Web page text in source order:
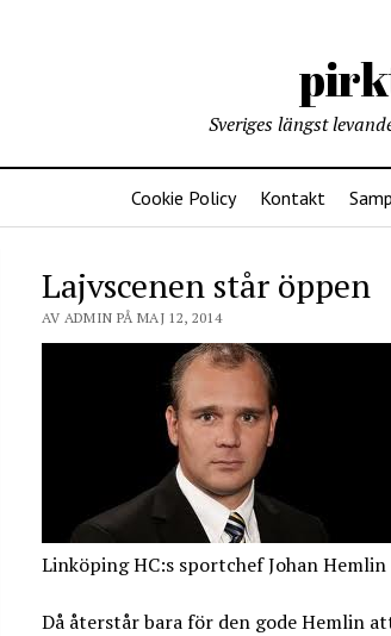
Sveriges längst
Cookie Policy Kontakt
Lajvscenen står öppen
AV ADMIN PÅ MAJ 12, 2014
Linköping HC:s sportchef Johan
Då återstår bara för den gode Hemlin